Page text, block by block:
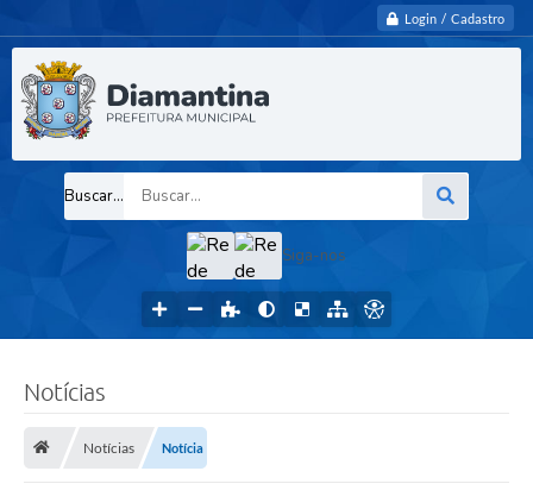
Login / Cadastro
Buscar...
Siga-nos
Notícias
Notícias Notícia